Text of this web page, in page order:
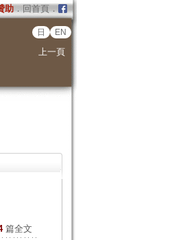
助．回首頁．
日 EN
上一頁
篇全文